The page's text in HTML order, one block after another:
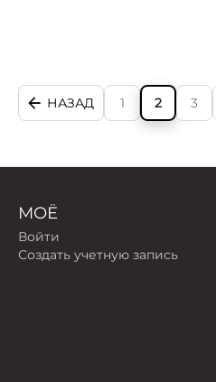
НАЗАД 1 2 3
МОЁ
Войти
Создать учетную запись